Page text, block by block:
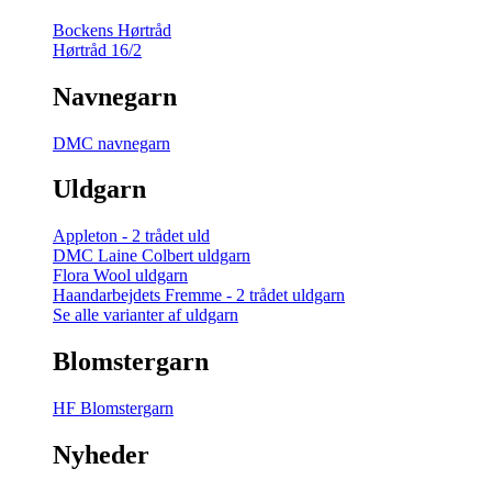
Bockens Hørtråd
Hørtråd 16/2
Navnegarn
DMC navnegarn
Uldgarn
Appleton - 2 trådet uld
DMC Laine Colbert uldgarn
Flora Wool uldgarn
Haandarbejdets Fremme - 2 trådet uldgarn
Se alle varianter af uldgarn
Blomstergarn
HF Blomstergarn
Nyheder